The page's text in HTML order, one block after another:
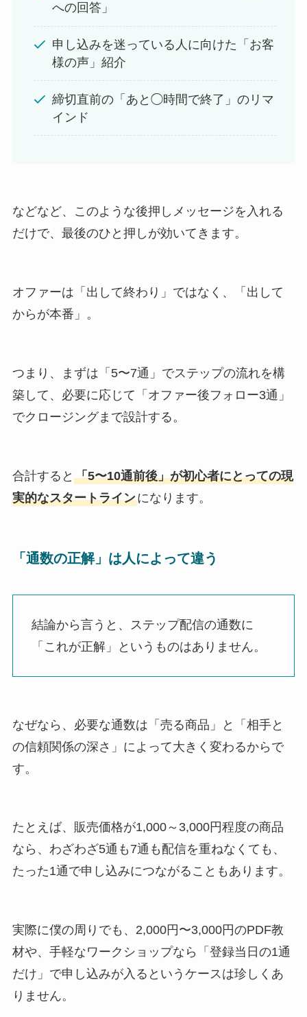
への回答」
申し込みを迷っている人に向けた「お客
様の声」紹介
締切直前の「あと◯時間で終了」のリマ
インド
などなど、このような後押しメッセージを入れる
だけで、最後のひと押しが効いてきます。
オファーは「出して終わり」ではなく、「出して
からが本番」。
つまり、まずは「5〜7通」でステップの流れを構
築して、必要に応じて「オファー後フォロー3通」
でクロージングまで設計する。
合計すると 「5〜10通前後」が初心者にとっての現
実的なスタートラインになります。
「通数の正解」は人によって違う
結論から言うと、ステップ配信の通数に
「これが正解」というものはありません。
なぜなら、必要な通数は「売る商品」と「相手と
の信頼関係の深さ」によって大きく変わるからで
す。
たとえば、販売価格が1,000～3,000円程度の商品
なら、わざわざ5通も7通も配信を重ねなくても、
たった1通で申し込みにつながることもあります。
実際に僕の周りでも、2,000円〜3,000円のPDF教
材や、手軽なワークショップなら「登録当日の1通
だけ」で申し込みが入るというケースは珍しくあ
りません。